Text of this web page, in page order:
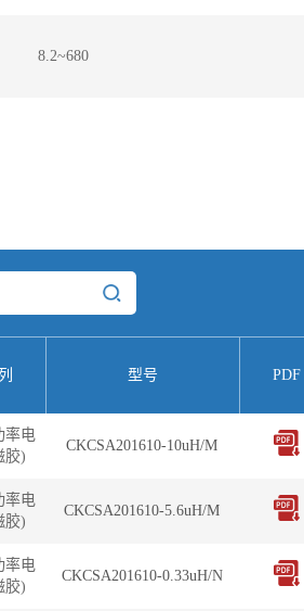
8.2~680
型号 PDF
率电
胶)
CKCSA201610-10uH/M
率电
胶)
CKCSA201610-5.6uH/M
率电
胶)
CKCSA201610-0.33uH/N